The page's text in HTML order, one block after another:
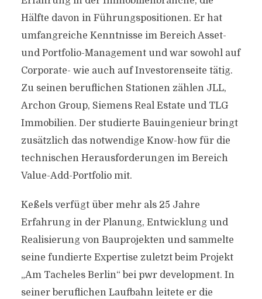
Hälfte davon in Führungspositionen. Er hat
umfangreiche Kenntnisse im Bereich Asset-
und Portfolio-Management und war sowohl auf
Corporate- wie auch auf Investorenseite tätig.
Zu seinen beruflichen Stationen zählen JLL,
Archon Group, Siemens Real Estate und TLG
Immobilien. Der studierte Bauingenieur bringt
zusätzlich das notwendige Know-how für die
technischen Herausforderungen im Bereich
Value-Add-Portfolio mit.
Keßels verfügt über mehr als 25 Jahre
Erfahrung in der Planung, Entwicklung und
Realisierung von Bauprojekten und sammelte
seine fundierte Expertise zuletzt beim Projekt
„Am Tacheles Berlin“ bei pwr development. In
seiner beruflichen Laufbahn leitete er die